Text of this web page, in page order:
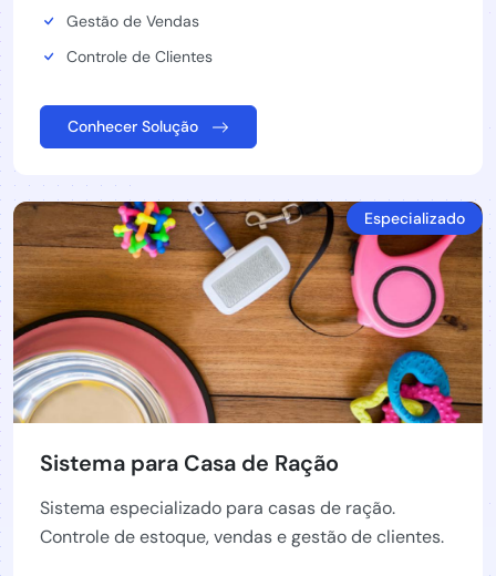
Gestão de Vendas
Controle de Clientes
Conhecer Solução
Especializado
Sistema para Casa de Ração
Sistema especializado para casas de ração.
Controle de estoque, vendas e gestão de clientes.